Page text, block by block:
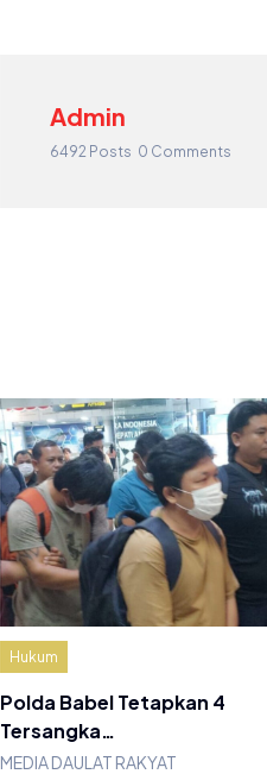
Admin
6492 Posts 0 Comments
Hukum
Polda Babel Tetapkan 4
Tersangka…
MEDIA DAULAT RAKYAT